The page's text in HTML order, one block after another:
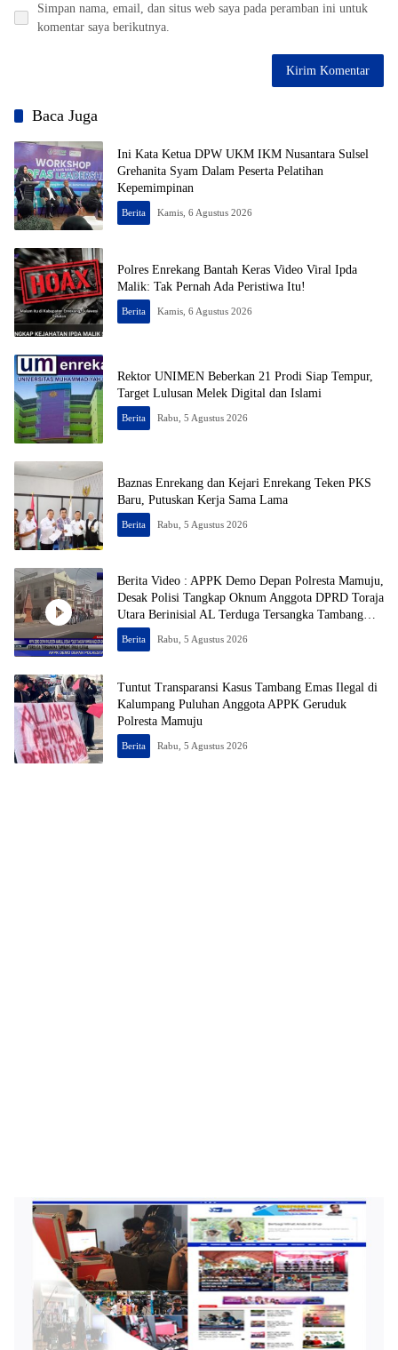
Simpan nama, email, dan situs web saya pada peramban ini untuk
komentar saya berikutnya.
Baca Juga
Ini Kata Ketua DPW UKM IKM Nusantara Sulsel
Grehanita Syam Dalam Peserta Pelatihan
Kepemimpinan
Berita Kamis, 6 Agustus 2026
Polres Enrekang Bantah Keras Video Viral Ipda
Malik: Tak Pernah Ada Peristiwa Itu!
Berita Kamis, 6 Agustus 2026
Rektor UNIMEN Beberkan 21 Prodi Siap Tempur,
Target Lulusan Melek Digital dan Islami
Berita Rabu, 5 Agustus 2026
Baznas Enrekang dan Kejari Enrekang Teken PKS
Baru, Putuskan Kerja Sama Lama
Berita Rabu, 5 Agustus 2026
Berita Video : APPK Demo Depan Polresta Mamuju,
Desak Polisi Tangkap Oknum Anggota DPRD Toraja
Utara Berinisial AL Terduga Tersangka Tambang
Emas Ilegal
Berita Rabu, 5 Agustus 2026
Tuntut Transparansi Kasus Tambang Emas Ilegal di
Kalumpang Puluhan Anggota APPK Geruduk
Polresta Mamuju
Berita Rabu, 5 Agustus 2026